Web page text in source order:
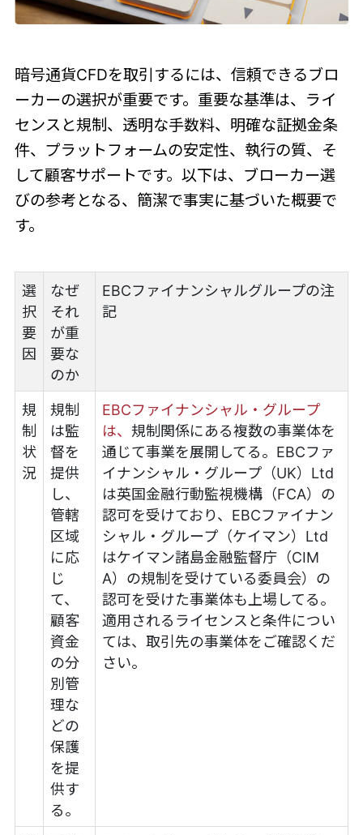
暗号通貨CFDを取引するには、信頼できるブロ
ーカーの選択が重要です。重要な基準は、ライ
センスと規制、透明な手数料、明確な証拠金条
件、プラットフォームの安定性、執行の質、そ
して顧客サポートです。以下は、ブローカー選
びの参考となる、簡潔で事実に基づいた概要で
す。
選
択
要
因
なぜ
それ
が重
要な
のか
EBCファイナンシャルグループの注
記
規
制
状
況
規制
は監
督を
提供
し、
管轄
区域
に応
じ
て、
顧客
資金
の分
別管
理な
どの
保護
を提
供す
る。
EBCファイナンシャル・グループ
は、 規制関係にある複数の事業体を
通じて事業を展開してる。EBCファ
イナンシャル・グループ（UK）Ltd
は英国金融行動監視機構（FCA）の
認可を受けており、EBCファイナン
シャル・グループ（ケイマン）Ltd
はケイマン諸島金融監督庁（CIM
A）の規制を受けている委員会）の
認可を受けた事業体も上場してる。
適用されるライセンスと条件につい
ては、取引先の事業体をご確認くだ
さい。